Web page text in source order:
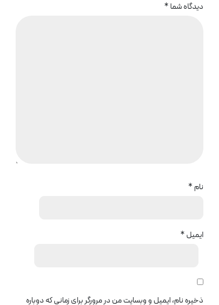
دیدگاه شما*
نام*
ایمیل*
ذخیره نام، ایمیل و وبسایت من در مرورگر برای زمانی که دوباره